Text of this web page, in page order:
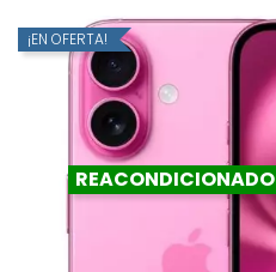
¡EN OFERTA!
REACONDICIONADO